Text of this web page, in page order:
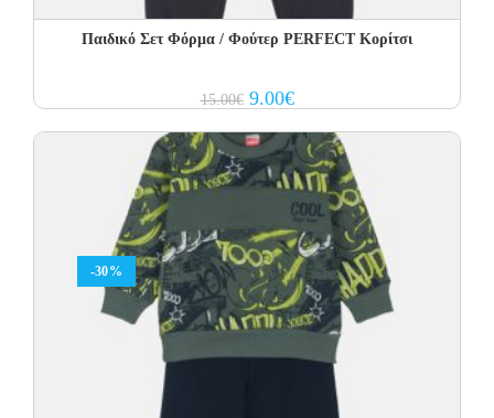
Παιδικό Σετ Φόρμα / Φούτερ PERFECT Kορίτσι
15.00€ Original
price
15.00€.
9.00€Current
price
9.00€.
-30%